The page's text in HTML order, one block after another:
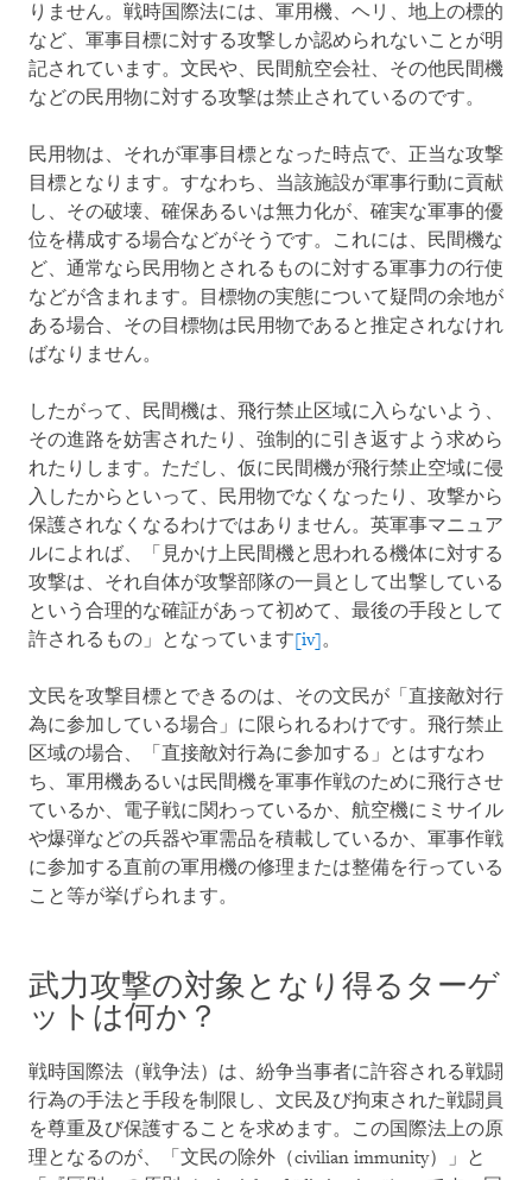
りません。戦時国際法には、軍用機、ヘリ、地上の標的
など、軍事目標に対する攻撃しか認められないことが明
記されています。文民や、民間航空会社、その他民間機
などの民用物に対する攻撃は禁止されているのです。
民用物は、それが軍事目標となった時点で、正当な攻撃
目標となります。すなわち、当該施設が軍事行動に貢献
し、その破壊、確保あるいは無力化が、確実な軍事的優
位を構成する場合などがそうです。これには、民間機な
ど、通常なら民用物とされるものに対する軍事力の行使
などが含まれます。目標物の実態について疑問の余地が
ある場合、その目標物は民用物であると推定されなけれ
ばなりません。
したがって、民間機は、飛行禁止区域に入らないよう、
その進路を妨害されたり、強制的に引き返すよう求めら
れたりします。ただし、仮に民間機が飛行禁止空域に侵
入したからといって、民用物でなくなったり、攻撃から
保護されなくなるわけではありません。英軍事マニュア
ルによれば、「見かけ上民間機と思われる機体に対する
攻撃は、それ自体が攻撃部隊の一員として出撃している
という合理的な確証があって初めて、最後の手段として
許されるもの」となっています[iv]。
文民を攻撃目標とできるのは、その文民が「直接敵対行
為に参加している場合」に限られるわけです。飛行禁止
区域の場合、「直接敵対行為に参加する」とはすなわ
ち、軍用機あるいは民間機を軍事作戦のために飛行させ
ているか、電子戦に関わっているか、航空機にミサイル
や爆弾などの兵器や軍需品を積載しているか、軍事作戦
に参加する直前の軍用機の修理または整備を行っている
こと等が挙げられます。
武力攻撃の対象となり得るターゲ
ットは何か？
戦時国際法（戦争法）は、紛争当事者に許容される戦闘
行為の手法と手段を制限し、文民及び拘束された戦闘員
を尊重及び保護することを求めます。この国際法上の原
理となるのが、「文民の除外（civilian immunity）」と